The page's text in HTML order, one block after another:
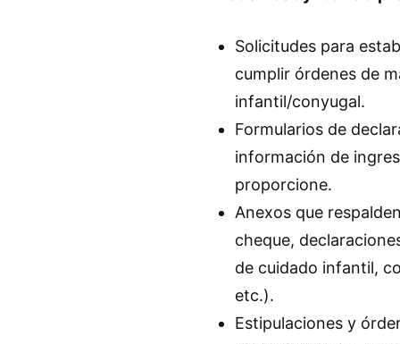
Solicitudes para
cumplir órdenes de
infantil/conyugal.
Formularios de
información de
proporcione.
Anexos que
cheque,
de cuidado infantil,
etc.).
Estipulaciones y